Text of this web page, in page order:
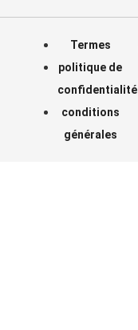
Termes
politique de
confidentialité
conditions
générales